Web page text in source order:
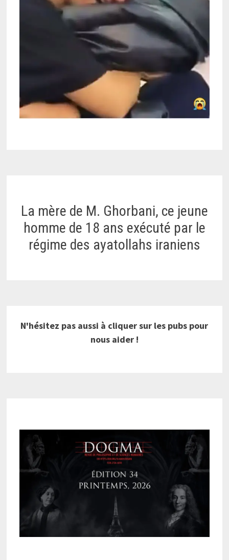
La mère de M. Ghorbani, ce jeune
homme de 18 ans exécuté par le
régime des ayatollahs iraniens
N'hésitez pas aussi à cliquer sur les pubs pour
nous aider !